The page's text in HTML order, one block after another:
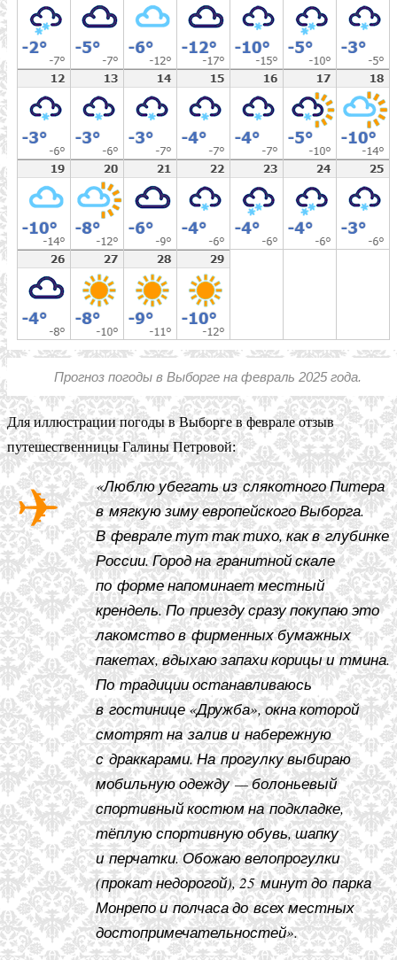
Прогноз погоды в Выборге на февраль 2025 года.
Для иллюстрации погоды в Выборге в феврале отзыв
путешественницы Галины Петровой:
«Люблю убегать из слякотного Питера
в мягкую зиму европейского Выборга.
В феврале тут так тихо, как в глубинке
России. Город на гранитной скале
по форме напоминает местный
крендель. По приезду сразу покупаю это
лакомство в фирменных бумажных
пакетах, вдыхаю запахи корицы и тмина.
По традиции останавливаюсь
в гостинице «Дружба», окна которой
смотрят на залив и набережную
с драккарами. На прогулку выбираю
мобильную одежду — болоньевый
спортивный костюм на подкладке,
тёплую спортивную обувь, шапку
и перчатки. Обожаю велопрогулки
(прокат недорогой), 25 минут до парка
Монрепо и полчаса до всех местных
достопримечательностей».